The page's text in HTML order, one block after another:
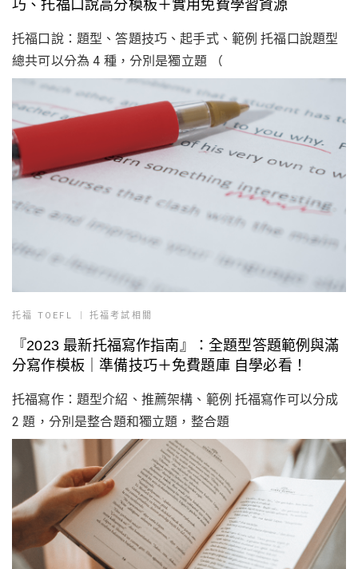
巧、托福口說高分模板＋實用免費學習資源
托福口說：題型、答題技巧、起手式、範例 托福口說題型
總共可以分為 4 種，分別是獨立題 （
托福 TOEFL 托福考試相關
『2023 最新托福寫作指南』：全題型答題範例與滿
分寫作模板｜準備技巧＋免費題庫 自學必看！
托福寫作：題型介紹、推薦架構、範例 托福寫作可以分成
2 題，分別是整合題和獨立題，整合題